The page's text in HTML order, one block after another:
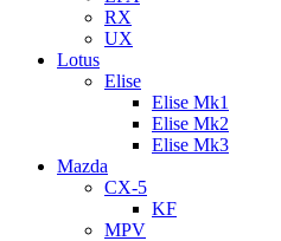
RX
UX
Lotus
Elise
Elise Mk1
Elise Mk2
Elise Mk3
Mazda
CX-5
KF
MPV